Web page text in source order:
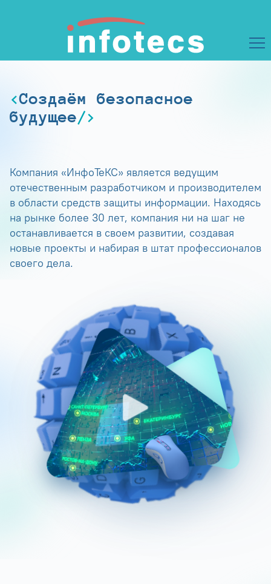
Создаём безопасное
будущее
Компания «ИнфоТеКС» является ведущим
отечественным разработчиком и производителем
в области средств защиты информации. Находясь
на рынке более 30 лет, компания ни на шаг не
останавливается в своем развитии, создавая
новые проекты и набирая в штат профессионалов
своего дела.